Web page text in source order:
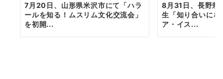
7月20日、山形県米沢市にて「ハラ
ールを知る！ムスリム文化交流会」
を初開...
8月31日、長野県
生「知り合いに
ア・イス...